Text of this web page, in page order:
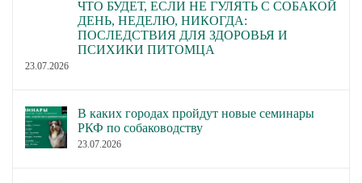
ЧТО БУДЕТ, ЕСЛИ НЕ ГУЛЯТЬ С СОБАКОЙ
ДЕНЬ, НЕДЕЛЮ, НИКОГДА:
ПОСЛЕДСТВИЯ ДЛЯ ЗДОРОВЬЯ И
ПСИХИКИ ПИТОМЦА
23.07.2026
В каких городах пройдут новые семинары
РКФ по собаководству
23.07.2026